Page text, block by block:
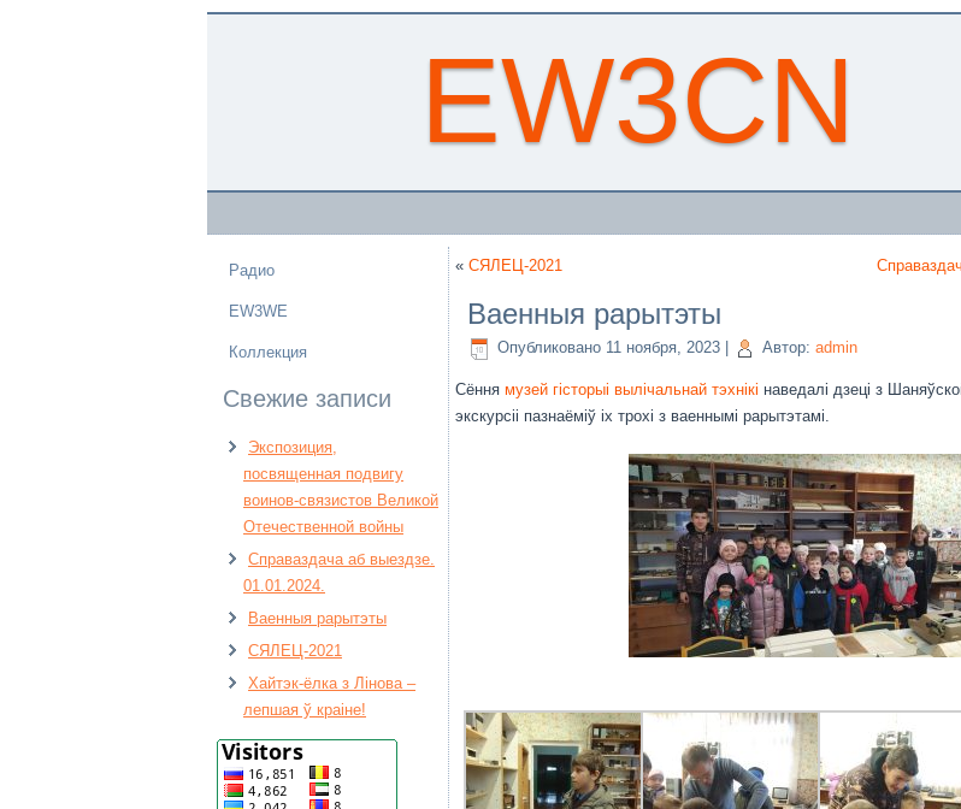
EW3CN
Радио
EW3WE
Коллекция
Свежие записи
Экспозиция,
посвященная подвигу
воинов-связистов Великой
Отечественной войны
Справаздача аб выездзе.
01.01.2024.
Ваенныя рарытэты
СЯЛЕЦ-2021
Хайтэк-ёлка з Лінова –
лепшая ў краіне!
« СЯЛЕЦ-2021
Ваенныя рарытэты
Опубликовано 11 ноября, 2023 Автор: admin
Сёння музей гісторыі вылічальнай тэхнікі наведалі дзеці з
экскурсіі пазнаёміў іх трохі з ваеннымі рарытэтамі.